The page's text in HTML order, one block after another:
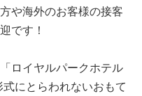
や海外のお客様の接客
です！
ロイヤルパークホテル
にとらわれないおもて